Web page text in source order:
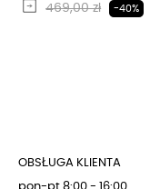
Regularna cena
469,00 zł -40%
OBSŁUGA KLIENTA